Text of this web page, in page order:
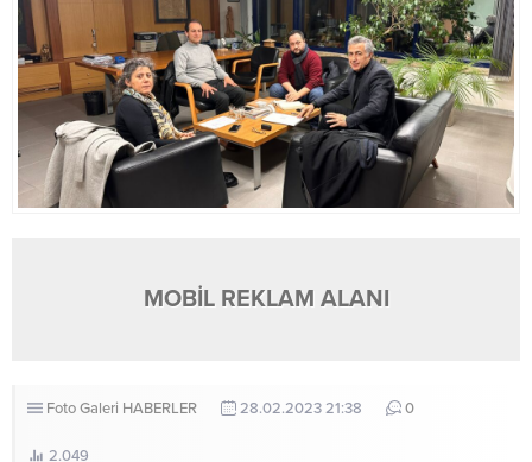
MOBİL REKLAM ALANI
Foto Galeri HABERLER 28.02.2023 21:38 0
2.049